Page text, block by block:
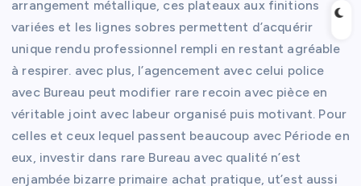
arrangement métallique, ces plateaux aux finitions
variées et les lignes sobres permettent d’acquérir
unique rendu professionnel rempli en restant agréable
à respirer. avec plus, l’agencement avec celui police
avec Bureau peut modifier rare recoin avec pièce en
véritable joint avec labeur organisé puis motivant. Pour
celles et ceux lequel passent beaucoup avec Période en
eux, investir dans rare Bureau avec qualité n’est
enjambée bizarre primaire achat pratique, ut’est aussi